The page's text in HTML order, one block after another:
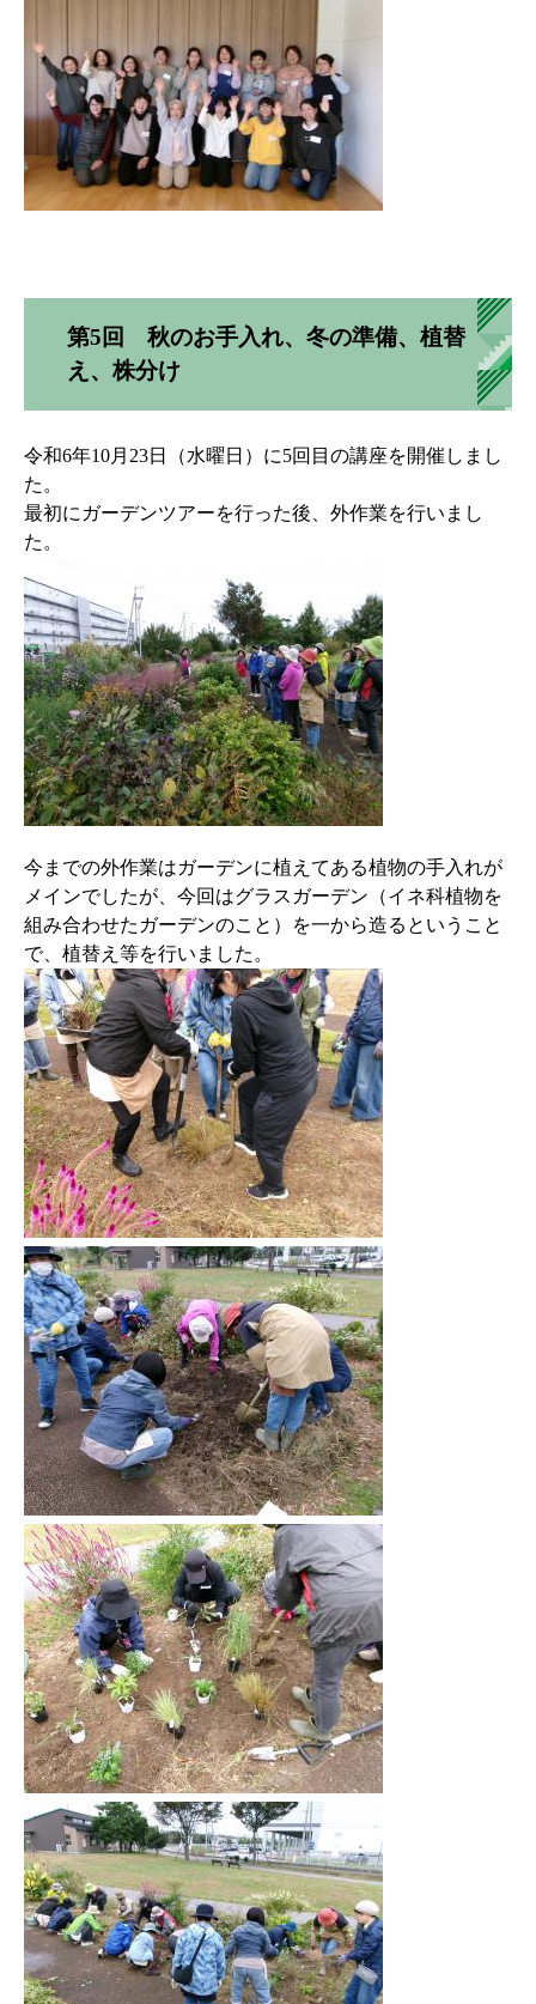
第5回 秋のお手入れ、冬の準備、植替
え、株分け
令和6年10月23日（水曜日）に5回目の講座を開催しまし
た。
最初にガーデンツアーを行った後、外作業を行いまし
た。
今までの外作業はガーデンに植えてある植物の手入れが
メインでしたが、今回はグラスガーデン（イネ科植物を
組み合わせたガーデンのこと）を一から造るということ
で、植替え等を行いました。